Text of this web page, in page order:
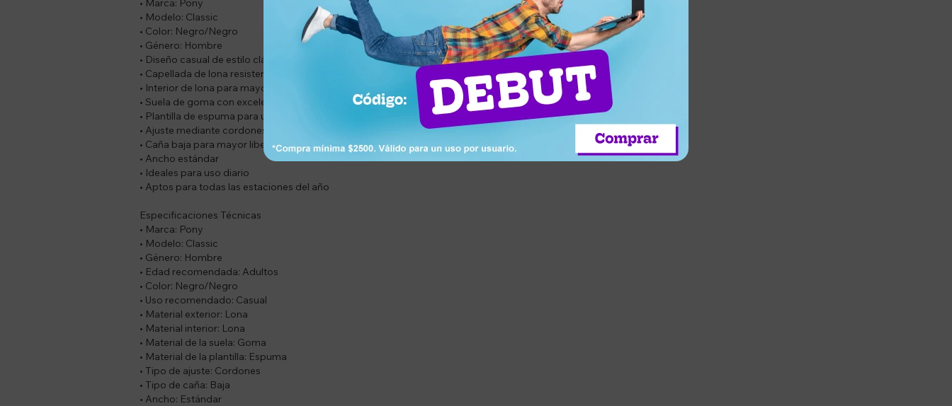
• Marca: Pony
• Modelo: Classic
• Color: Negro/Negro
• Género: Hombre
• Diseño casual de estilo clásico
• Capellada de lona resistente y liviana
• Interior de lona para mayor confort
• Suela de goma con excelente tracción
• Plantilla de espuma para una pisada más cómoda
• Ajuste mediante cordones
• Caña baja para mayor libertad de movimiento
• Ancho estándar
• Ideales para uso diario
• Aptos para todas las estaciones del año
Especificaciones Técnicas
• Marca: Pony
• Modelo: Classic
• Género: Hombre
• Edad recomendada: Adultos
• Color: Negro/Negro
• Uso recomendado: Casual
• Material exterior: Lona
• Material interior: Lona
• Material de la suela: Goma
• Material de la plantilla: Espuma
• Tipo de ajuste: Cordones
• Tipo de caña: Baja
• Ancho: Estándar